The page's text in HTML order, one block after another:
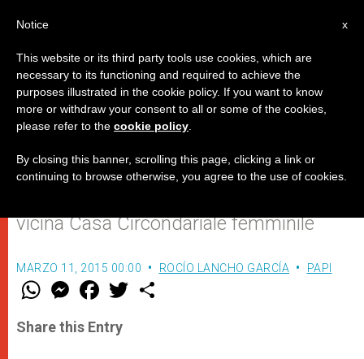
Papa Francesco laverà i piedi ai
detenuti di Rebibbia
vicina Casa Circondariale femminile
MARZO 11, 2015 00:00 ROCÍO LANCHO GARCÍA PAPI
W
t
s
M
e
s
e
F
a
e
b
w
Share this Entry
x
Notice
This website or its third party tools use cookies, which are
necessary to its functioning and required to achieve the
purposes illustrated in the cookie policy. If you want to know
more or withdraw your consent to all or some of the cookies,
please refer to the cookie policy
By closing this banner, scrolling this page, clicking a link or
continuing to browse otherwise, you agree to the use of cookies.